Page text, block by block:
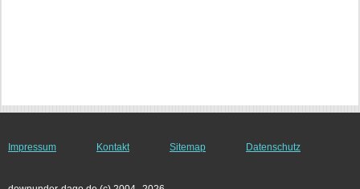
Impressum Kontakt Sitemap Datenschutz